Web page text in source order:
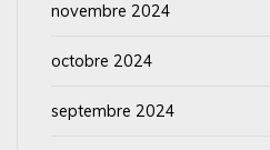
novembre 2024
octobre 2024
septembre 2024